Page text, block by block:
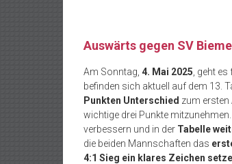
Auswärts gegen SV
Am Sonntag, 4. Mai 2025 , geht
befinden sich aktuell auf dem 13.
Punkten Unterschied zum ersten
wichtige drei Punkte
verbessern und in der Tabelle
die beiden Mannschaften das
4:1 Sieg ein klares Zeichen